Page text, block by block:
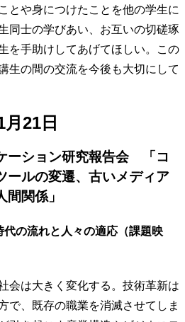
とや身につけたことを他の学生に
同士の学びあい、お互いの切磋琢
を手助けしてあげてほしい。この
生の間の交流を今後も大切にして
21日
ーション研究報告会 「コ
ールの変遷、古いメディア
関係」
の流れと人々の適応（課題映
は大きく変化する。技術革新は
で、既存の職業を消滅させてしま